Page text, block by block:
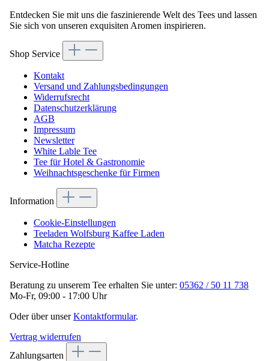
Entdecken Sie mit uns die faszinierende Welt des Tees und lassen
Sie sich von unseren exquisiten Aromen inspirieren.
Shop Service
Kontakt
Versand und Zahlungsbedingungen
Widerrufsrecht
Datenschutzerklärung
AGB
Impressum
Newsletter
White Lable Tee
Tee für Hotel & Gastronomie
Weihnachtsgeschenke für Firmen
Information
Cookie-Einstellungen
Teeladen Wolfsburg Kaffee Laden
Matcha Rezepte
Service-Hotline
Beratung zu unserem Tee erhalten Sie unter: 05362 / 50 11 738
Mo-Fr, 09:00 - 17:00 Uhr
Oder über unserKontaktformular.
Vertrag widerrufen
Zahlungsarten